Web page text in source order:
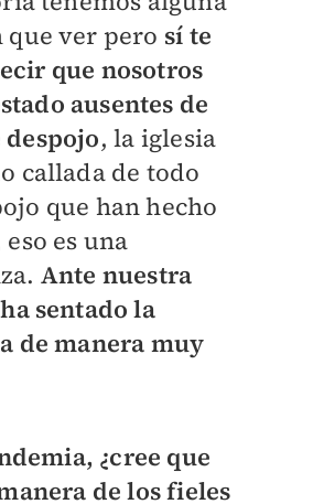
que ver pero sí te
que nosotros
ausentes de
despojo, la iglesia
callada de todo
que han hecho
es una
Ante nuestra
sentado la
de manera muy
¿cree que
de los fieles